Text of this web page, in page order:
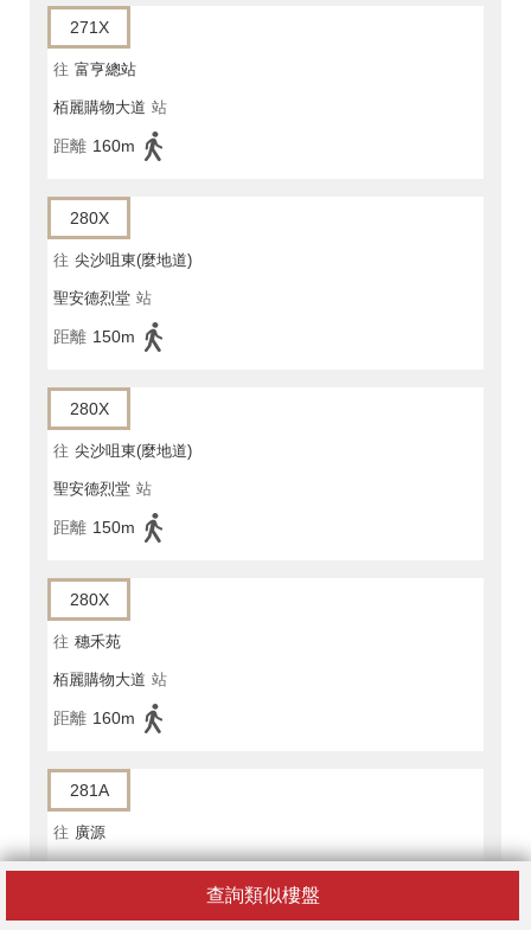
查詢類似樓盤
271X
往 富亨總站
栢麗購物大道 站
距離 160m
280X
往 尖沙咀東(麼地道)
聖安德烈堂 站
距離 150m
280X
往 尖沙咀東(麼地道)
聖安德烈堂 站
距離 150m
280X
往 穗禾苑
栢麗購物大道 站
距離 160m
281A
往 廣源
栢麗購物大道 站